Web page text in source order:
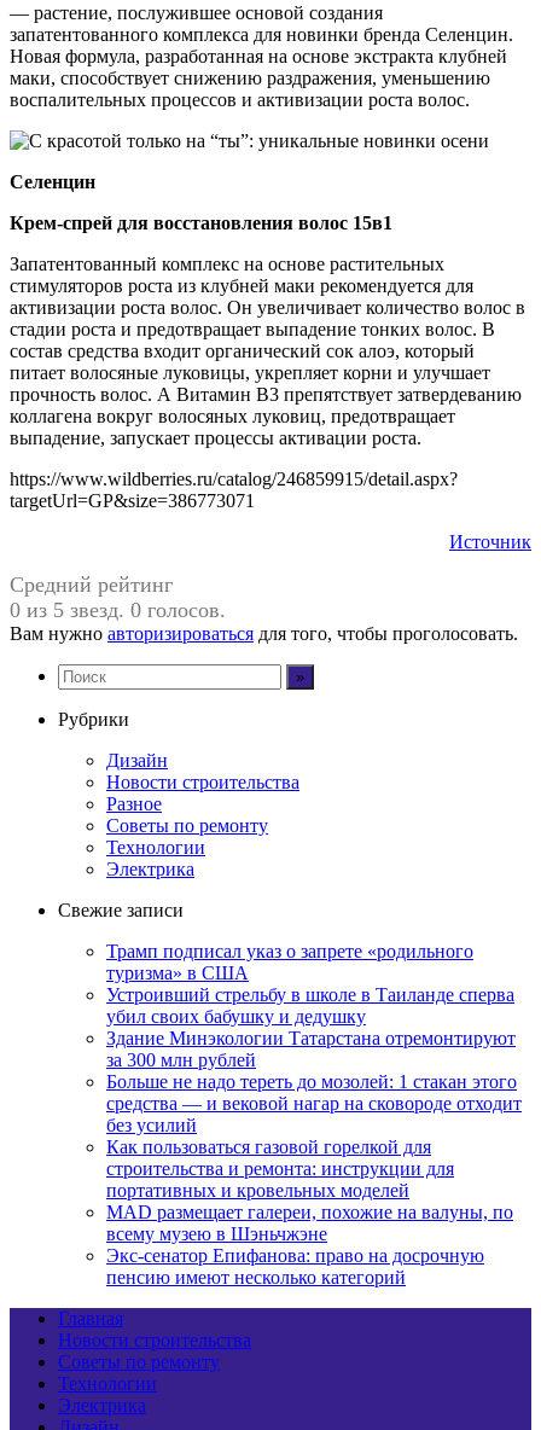
— растение, послужившее основой создания
запатентованного комплекса для новинки бренда Селенцин.
Новая формула, разработанная на основе экстракта клубней
маки, способствует снижению раздражения, уменьшению
воспалительных процессов и активизации роста волос.
Селенцин
Крем-спрей для восстановления волос 15в1
Запатентованный комплекс на основе растительных
стимуляторов роста из клубней маки рекомендуется для
активизации роста волос. Он увеличивает количество волос в
стадии роста и предотвращает выпадение тонких волос. В
состав средства входит органический сок алоэ, который
питает волосяные луковицы, укрепляет корни и улучшает
прочность волос. А Витамин В3 препятствует затвердеванию
коллагена вокруг волосяных луковиц, предотвращает
выпадение, запускает процессы активации роста.
https://www.wildberries.ru/catalog/246859915/detail.aspx?
targetUrl=GP&size=386773071
Источник
Средний рейтинг
0 из 5 звезд. 0 голосов.
Вам нужно авторизироваться для того, чтобы проголосовать.
Рубрики
Дизайн
Новости строительства
Разное
Советы по ремонту
Технологии
Электрика
Свежие записи
Трамп подписал указ о запрете «родильного
туризма» в США
Устроивший стрельбу в школе в Таиланде сперва
убил своих бабушку и дедушку
Здание Минэкологии Татарстана отремонтируют
за 300 млн рублей
Больше не надо тереть до мозолей: 1 стакан этого
средства — и вековой нагар на сковороде отходит
без усилий
Как пользоваться газовой горелкой для
строительства и ремонта: инструкции для
портативных и кровельных моделей
MAD размещает галереи, похожие на валуны, по
всему музею в Шэньчжэне
Экс-сенатор Епифанова: право на досрочную
пенсию имеют несколько категорий
Главная
Новости строительства
Советы по ремонту
Технологии
Электрика